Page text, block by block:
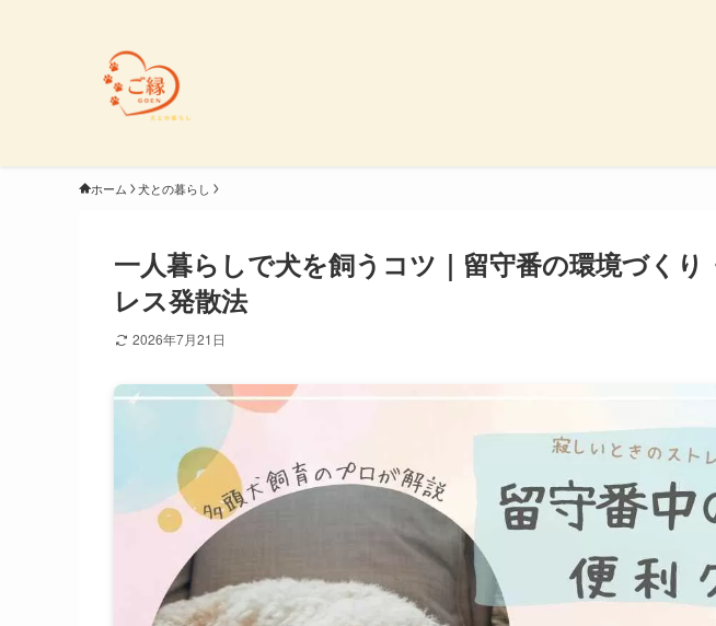
ホーム 犬との暮らし
一人暮らしで犬を飼うコツ｜留守番の環境づくり
レス発散法
2026年7月21日